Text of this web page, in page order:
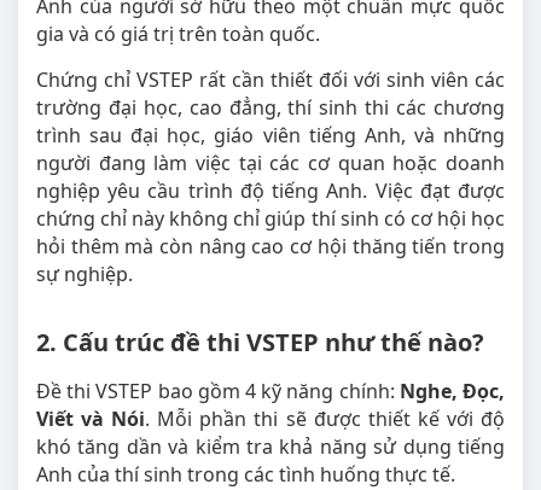
Anh của người sở hữu theo một chuẩn mực quốc
gia và có giá trị trên toàn quốc.
Chứng chỉ VSTEP rất cần thiết đối với sinh viên các
trường đại học, cao đẳng, thí sinh thi các chương
trình sau đại học, giáo viên tiếng Anh, và những
người đang làm việc tại các cơ quan hoặc doanh
nghiệp yêu cầu trình độ tiếng Anh. Việc đạt được
chứng chỉ này không chỉ giúp thí sinh có cơ hội học
hỏi thêm mà còn nâng cao cơ hội thăng tiến trong
sự nghiệp.
2. Cấu trúc đề thi VSTEP như thế nào?
Đề thi VSTEP bao gồm 4 kỹ năng chính: Nghe, Đọc,
Viết và Nói. Mỗi phần thi sẽ được thiết kế với độ
khó tăng dần và kiểm tra khả năng sử dụng tiếng
Anh của thí sinh trong các tình huống thực tế.